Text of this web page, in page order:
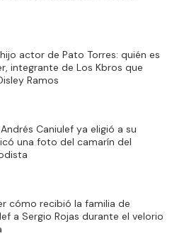
actor de Pato Torres: quién es
integrante de Los Kbros que
Ramos
Caniulef ya eligió a su
una foto del camarín del
cómo recibió la familia de
a Sergio Rojas durante el velorio